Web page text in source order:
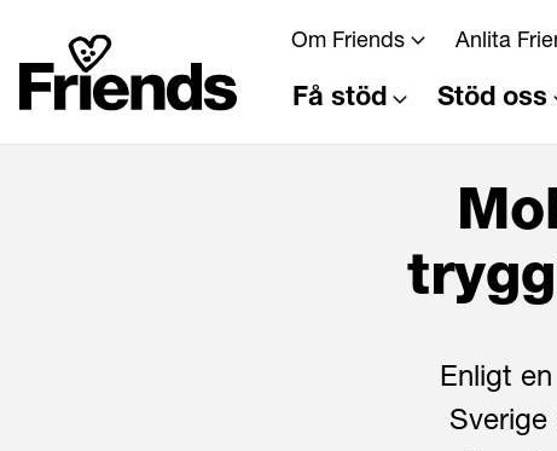
Om Friends Anlita
Få stöd Stöd oss
Enligt
Sverige